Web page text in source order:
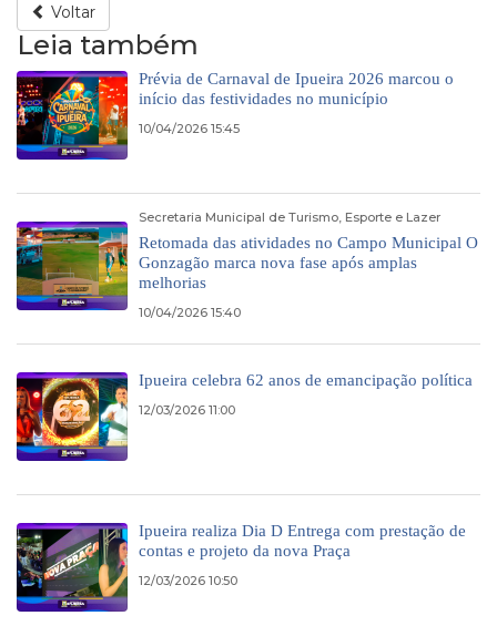
Voltar
Leia também
Prévia de Carnaval de Ipueira 2026 marcou o
início das festividades no município
10/04/2026 15:45
Secretaria Municipal de Turismo, Esporte e Lazer
Retomada das atividades no Campo Municipal O
Gonzagão marca nova fase após amplas
melhorias
10/04/2026 15:40
Ipueira celebra 62 anos de emancipação política
12/03/2026 11:00
Ipueira realiza Dia D Entrega com prestação de
contas e projeto da nova Praça
12/03/2026 10:50